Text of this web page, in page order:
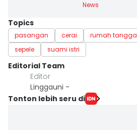
News
Topics
pasangan cerai rumah tangga
sepele
suami istri
Editorial Team
Editor
Linggauni -
Tonton lebih seru di